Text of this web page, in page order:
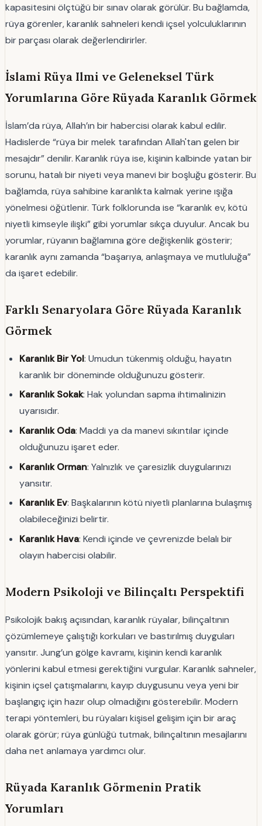
kapasitesini ölçtüğü bir sınav olarak görülür. Bu bağlamda,
rüya görenler, karanlık sahneleri kendi içsel yolculuklarının
bir parçası olarak değerlendirirler.
İslami Rüya Ilmi ve Geleneksel Türk
Yorumlarına Göre Rüyada Karanlık Görmek
İslam’da rüya, Allah’ın bir habercisi olarak kabul edilir.
Hadislerde “rüya bir melek tarafından Allah'tan gelen bir
mesajdır” denilir. Karanlık rüya ise, kişinin kalbinde yatan bir
sorunu, hatalı bir niyeti veya manevi bir boşluğu gösterir. Bu
bağlamda, rüya sahibine karanlıkta kalmak yerine ışığa
yönelmesi öğütlenir. Türk folklorunda ise “karanlık ev, kötü
niyetli kimseyle ilişki” gibi yorumlar sıkça duyulur. Ancak bu
yorumlar, rüyanın bağlamına göre değişkenlik gösterir;
karanlık aynı zamanda “başarıya, anlaşmaya ve mutluluğa”
da işaret edebilir.
Farklı Senaryolara Göre Rüyada Karanlık
Görmek
Karanlık Bir Yol: Umudun tükenmiş olduğu, hayatın
karanlık bir döneminde olduğunuzu gösterir.
Karanlık Sokak: Hak yolundan sapma ihtimalinizin
uyarısıdır.
Karanlık Oda: Maddi ya da manevi sıkıntılar içinde
olduğunuzu işaret eder.
Karanlık Orman: Yalnızlık ve çaresizlik duygularınızı
yansıtır.
Karanlık Ev: Başkalarının kötü niyetli planlarına bulaşmış
olabileceğinizi belirtir.
Karanlık Hava: Kendi içinde ve çevrenizde belalı bir
olayın habercisi olabilir.
Modern Psikoloji ve Bilinçaltı Perspektifi
Psikolojik bakış açısından, karanlık rüyalar, bilinçaltının
çözümlemeye çalıştığı korkuları ve bastırılmış duyguları
yansıtır. Jung’un gölge kavramı, kişinin kendi karanlık
yönlerini kabul etmesi gerektiğini vurgular. Karanlık sahneler,
kişinin içsel çatışmalarını, kayıp duygusunu veya yeni bir
başlangıç için hazır olup olmadığını gösterebilir. Modern
terapi yöntemleri, bu rüyaları kişisel gelişim için bir araç
olarak görür; rüya günlüğü tutmak, bilinçaltının mesajlarını
daha net anlamaya yardımcı olur.
Rüyada Karanlık Görmenin Pratik
Yorumları